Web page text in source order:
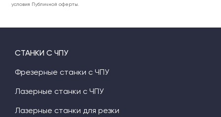
условия Публичной оферты.
СТАНКИ С ЧПУ
Фрезерные станки с ЧПУ
Лазерные станки с ЧПУ
Лазерные станки для резки